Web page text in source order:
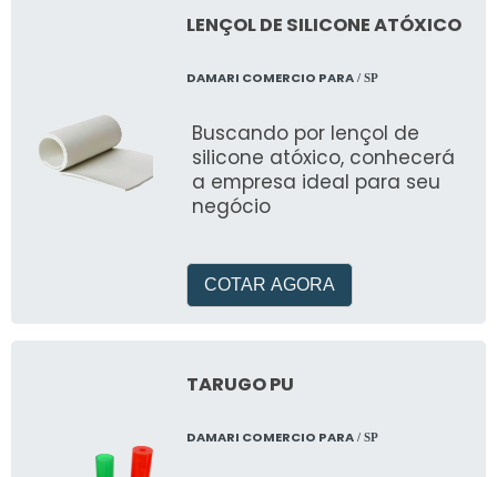
LENÇOL DE SILICONE ATÓXICO
DAMARI COMERCIO PARA/ SP
Buscando por lençol de
silicone atóxico, conhecerá
a empresa ideal para seu
negócio
COTAR AGORA
TARUGO PU
DAMARI COMERCIO PARA/ SP